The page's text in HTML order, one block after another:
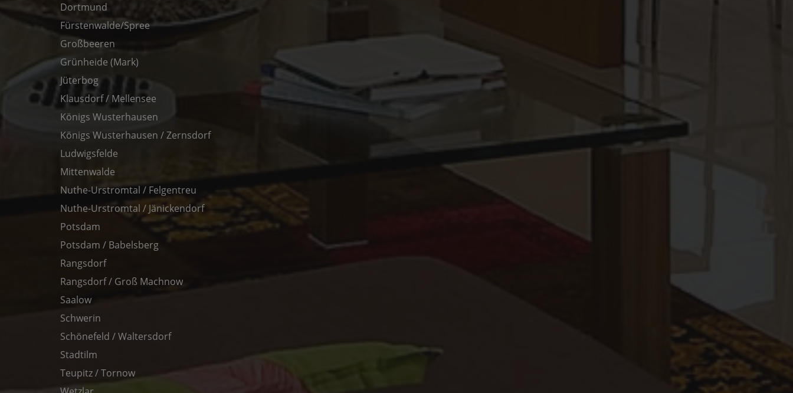
Dortmund
Fürstenwalde/Spree
Großbeeren
Grünheide (Mark)
Jüterbog
Klausdorf / Mellensee
Königs Wusterhausen
Königs Wusterhausen / Zernsdorf
Ludwigsfelde
Mittenwalde
Nuthe-Urstromtal / Felgentreu
Nuthe-Urstromtal / Jänickendorf
Potsdam
Potsdam / Babelsberg
Rangsdorf
Rangsdorf / Groß Machnow
Saalow
Schwerin
Schönefeld / Waltersdorf
Stadtilm
Teupitz / Tornow